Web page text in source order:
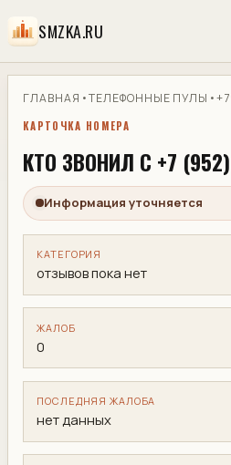
SMZKA.RU
ГЛАВНАЯ •ТЕЛЕФОННЫЕ ПУЛЫ •
КАРТОЧКА НОМЕРА
КТО ЗВОНИЛ С +7
Информация уточняется
КАТЕГОРИЯ
отзывов пока нет
ЖАЛОБ
0
ПОСЛЕДНЯЯ ЖАЛОБА
нет данных